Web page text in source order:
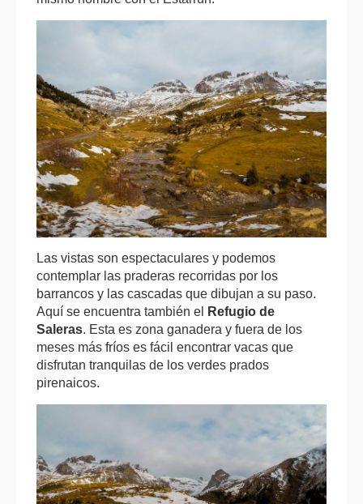
Las vistas son espectaculares y podemos
contemplar las praderas recorridas por los
barrancos y las cascadas que dibujan a su paso.
Aquí se encuentra también el
Refugio de
Saleras. Esta es zona ganadera y fuera de los
meses más fríos es fácil encontrar vacas que
disfrutan tranquilas de los verdes prados
pirenaicos.